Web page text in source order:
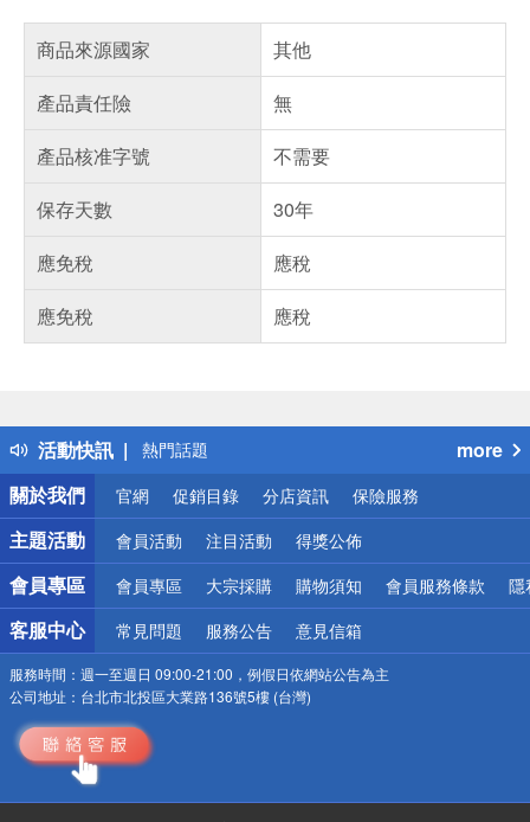
商品來源國家
其他
產品責任險
無
產品核准字號
不需要
保存天數
30年
應免稅
應稅
應免稅
應稅
活動快訊
得獎公告
熱門話題
銀行優惠
偏遠地區配送
詐騙網頁！請小心！
more
關於我們
官網 促銷目錄 分店資訊 保險服務
主題活動 會員活動 注目活動 得獎公佈
會員專區 會員專區 大宗採購 購物須知 會員服務條款 隱
客服中心 常見問題 服務公告 意見信箱
服務時間： 週一至週日 09:00-21:00，例假日依網站公告為主
公司地址： 台北市北投區大業路136號5樓 (台灣)